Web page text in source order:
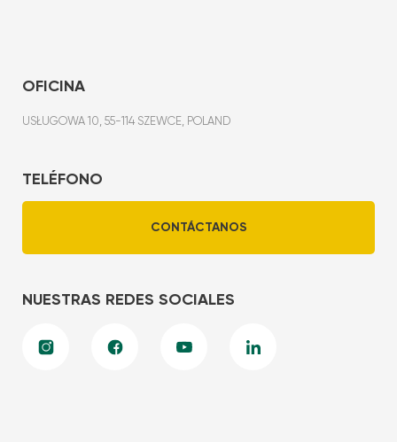
OFICINA
USŁUGOWA 10, 55-114 SZEWCE, POLAND
TELÉFONO
CONTÁCTANOS
NUESTRAS REDES SOCIALES